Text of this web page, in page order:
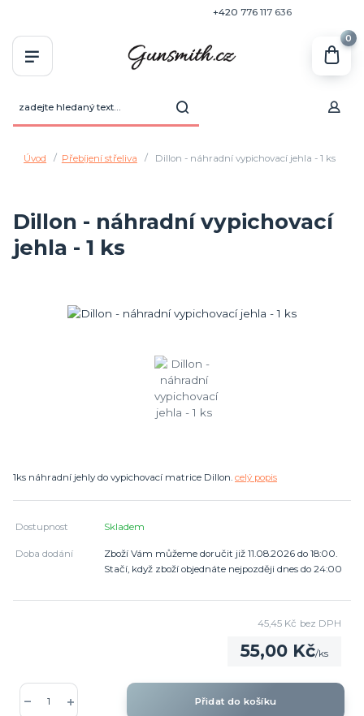
+420 776 117 636
0
Úvod Přebíjení střeliva Dillon - náhradní vypichovací jehla - 1 ks
Dillon - náhradní vypichovací
jehla - 1 ks
1ks náhradní jehly do vypichovací matrice Dillon. celý popis
Dostupnost Skladem
Doba dodání
Zboží Vám můžeme doručit již 11.08.2026 do 18:00.
Stačí, když zboží objednáte nejpozději dnes do 24:00
55,00 Kč/ks
45,45 Kč bez DPH
Přidat do košíku